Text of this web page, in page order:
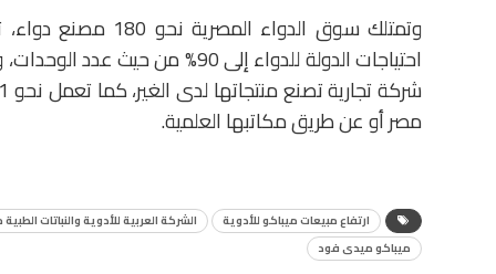
مصر أو عن طريق مكاتبها العلمية.
ارتفاع مبيعات ميباكو للأدوية
الشركة العربية للأدوية والنباتات
ميباكو ميدى فود